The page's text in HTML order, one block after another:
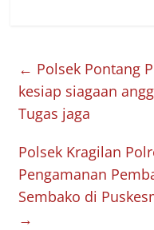
← Polsek Pontang
kesiap siagaan
Tugas jaga
Polsek Kragilan
Pengamanan
Sembako di
→